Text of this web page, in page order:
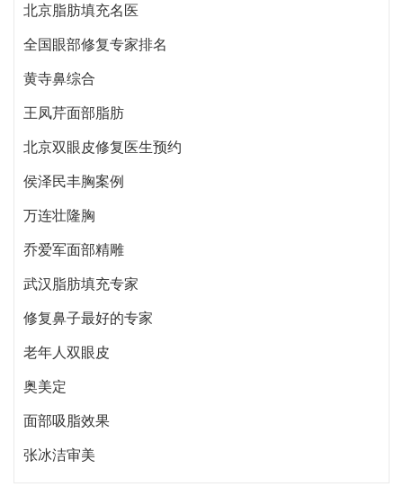
北京脂肪填充名医
全国眼部修复专家排名
黄寺鼻综合
王凤芹面部脂肪
北京双眼皮修复医生预约
侯泽民丰胸案例
万连壮隆胸
乔爱军面部精雕
武汉脂肪填充专家
修复鼻子最好的专家
老年人双眼皮
奥美定
面部吸脂效果
张冰洁审美